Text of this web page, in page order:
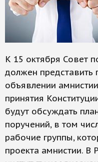
К 15 октября Совет
должен
объявлении
принятия
будут обсуждать
поручений, в том
рабочие группы,
проекта амнистии. В